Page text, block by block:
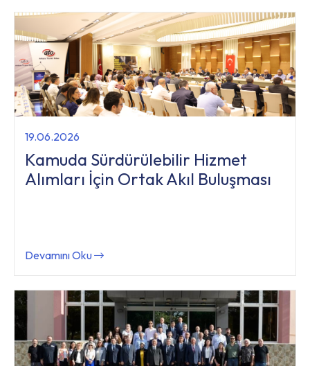
19.06.2026
Kamuda Sürdürülebilir Hizmet
Alımları İçin Ortak Akıl Buluşması
Devamını Oku